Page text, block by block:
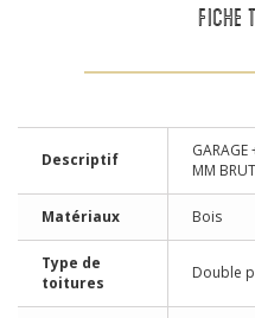
FICHE
Descriptif
GARAGE
MM
Matériaux Bois
Type de
toitures
Double